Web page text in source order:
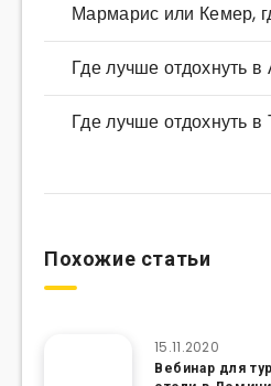
Мармарис или Кемер,
Где лучше отдохнуть
Где лучше отдохнуть
Похожие статьи
15.11.2020
Вебинар для